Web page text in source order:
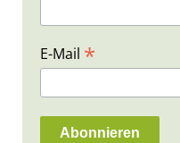
E-Mail *